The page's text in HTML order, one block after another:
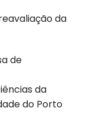
da
de
da
do Porto